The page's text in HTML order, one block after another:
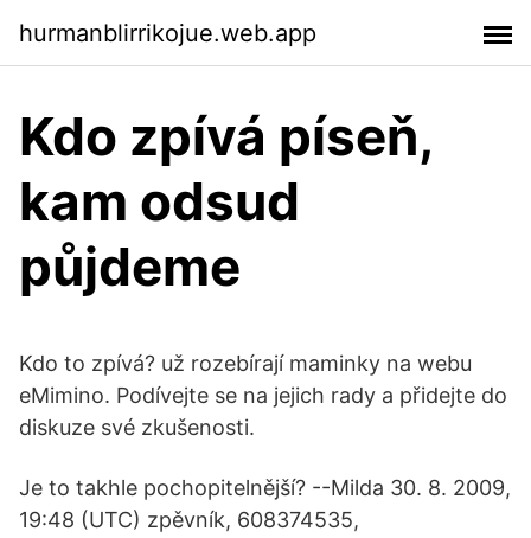
hurmanblirrikojue.web.app
Kdo zpívá píseň,
kam odsud
půjdeme
Kdo to zpívá? už rozebírají maminky na webu
eMimino. Podívejte se na jejich rady a přidejte do
diskuze své zkušenosti.
Je to takhle pochopitelnější? --Milda 30. 8. 2009,
19:48 (UTC) zpěvník, 608374535,